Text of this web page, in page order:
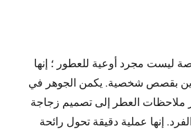
ليست مجرد أوعية للعطور ؛ إنها
بقصص شخصية. يكمن الجوهر في
ملاحظات العطر إلى تصميم زجاجة
إنها عملية دقيقة تحول رائحة